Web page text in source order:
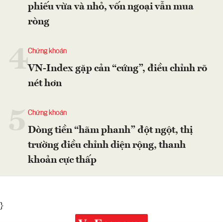
phiếu vừa và nhỏ, vốn ngoại vẫn mua
ròng
4Chứng khoán
VN-Index gặp cản “cứng”, điều chỉnh rõ
nét hơn
Chứng khoán
Dòng tiền “hãm phanh” đột ngột, thị
trường điều chỉnh diện rộng, thanh
khoản cực thấp
}